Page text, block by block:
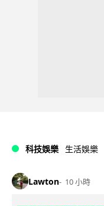
科技娛樂 生活娛樂
Lawton 10 小時